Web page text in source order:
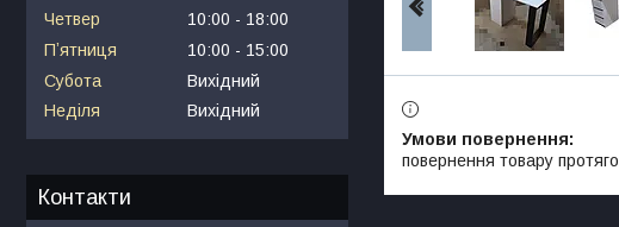
повернення товару
Четвер
10:00
18:00
Пʼятниця
10:00
15:00
Субота
Вихідний
Неділя
Вихідний
Контакти